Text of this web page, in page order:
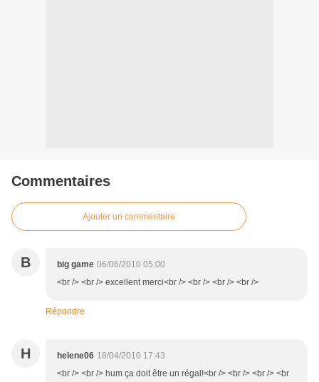
Commentaires
Ajouter un commentaire
B big game 06/06/2010 05:00
<br /> <br /> excellent merci<br /> <br /> <br /> <br />
Répondre
H helene06 18/04/2010 17:43
<br /> <br /> hum ça doit être un régal!<br /> <br /> <br /> <br